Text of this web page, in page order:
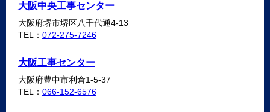
大阪中央工事センター
大阪府堺市堺区八千代通4-13
TEL： 072-275-7246
大阪工事センター
大阪府豊中市利倉1-5-37
TEL： 066-152-6576